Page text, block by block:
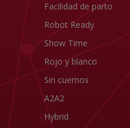
Facilidad de parto
Robot Ready
Show Time
Rojo y blanco
Sin cuernos
A2A2
Hybrid